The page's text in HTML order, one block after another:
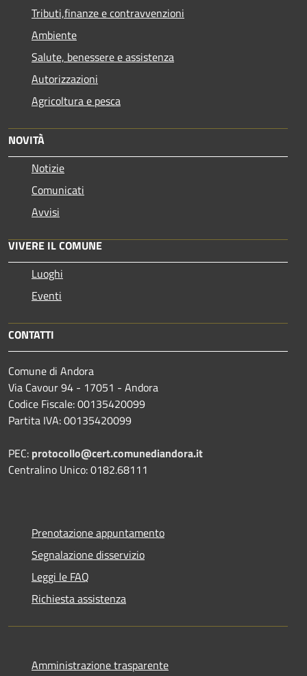
Tributi,finanze e contravvenzioni
Ambiente
Salute, benessere e assistenza
Autorizzazioni
Agricoltura e pesca
NOVITÀ
Notizie
Comunicati
Avvisi
VIVERE IL COMUNE
Luoghi
Eventi
CONTATTI
Comune di Andora
Via Cavour 94 - 17051 - Andora
Codice Fiscale: 00135420099
Partita IVA: 00135420099
PEC: protocollo@cert.comunediandora.it
Centralino Unico: 0182.68111
Prenotazione appuntamento
Segnalazione disservizio
Leggi le FAQ
Richiesta assistenza
Amministrazione trasparente